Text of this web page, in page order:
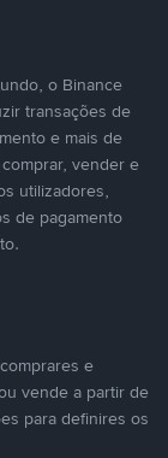
o Binance
transações de
e mais de
vender e
utilizadores,
de pagamento
e
vende a partir de
para definires os